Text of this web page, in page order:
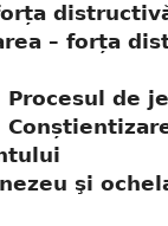
– forța
Procesul de
şi